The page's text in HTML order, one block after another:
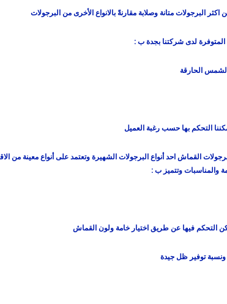
البرجولات متانة وصلابة مقارنةً بالانواع الأخرى من البرجولات
المتوفرة لدى شركتنا بجدة ب :
الحارقة
التحكم بها حسب رغبة العميل
القماش احد أنواع البرجولات الشهيرة وتعتمد على أنواع معينة
والمناسبات وتتميز ب :
التحكم فيها عن طريق اختيار خامة ولون القماش
توفير ظل جيدة